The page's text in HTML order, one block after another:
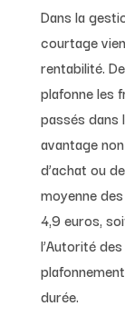
Dans la
courtage
rentabilité.
plafonne les
passés dans
avantage
d’achat ou
moyenne
4,9 euros,
l’Autorité
durée.